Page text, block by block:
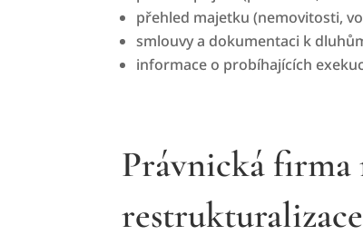
přehled majetku (nemovitosti,
smlouvy a dokumentaci k
informace o probíhajících
Právnická firma